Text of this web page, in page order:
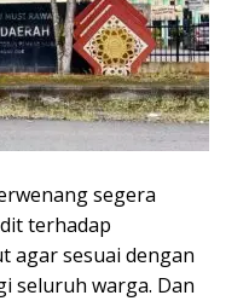
segera
terhadap
agar sesuai dengan
seluruh warga. Dan